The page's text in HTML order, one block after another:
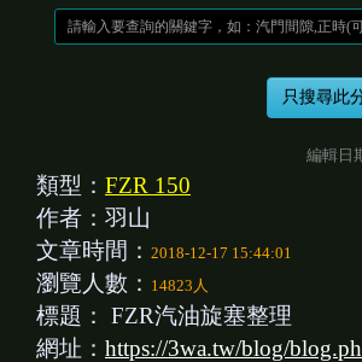
編輯日
類型： FZR 150
作者：羽山
文章時間： 2018-12-17 15:44:01
瀏覽人數： 14823人
標題： FZR汽油旋塞整理
網址： https://3wa.tw/blog/